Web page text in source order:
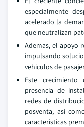
especialmente
acelerado la
que neutralizan
Ademas, el apoyo
impulsando
vehiculos de
Este
presencia de
redes de
posventa, asi
caracteristicas